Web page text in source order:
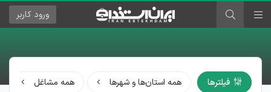
ورود کاربر
فیلترها همه استان‌ها و شهرها همه مشاغل